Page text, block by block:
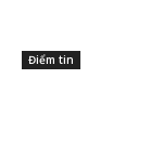
Điểm tin